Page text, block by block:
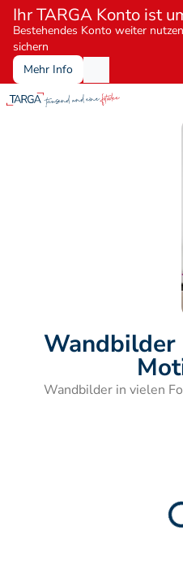
Ihr TARGA Konto ist
Bestehendes Konto weiter
sichern
Mehr Info
Wandbilder
Wandbilder in vielen